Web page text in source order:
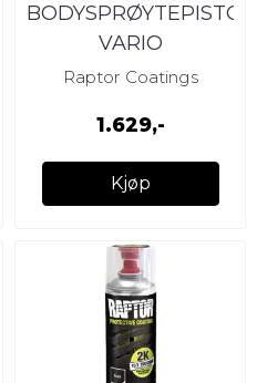
BODYSPRØYTEPISTOL
VARIO
Raptor Coatings
1.629,-
Kjøp